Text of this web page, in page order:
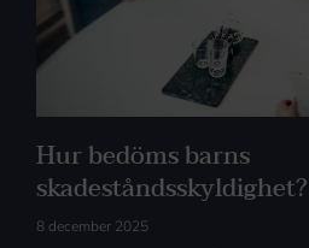
Hur bedöms barns
skadeståndsskyldighet?
8 december 2025